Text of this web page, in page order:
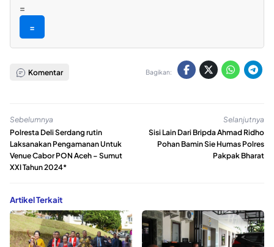
=
=
Komentar Bagikan:
Sebelumnya
Polresta Deli Serdang rutin
Laksanakan Pengamanan Untuk
Venue Cabor PON Aceh – Sumut
XXI Tahun 2024*
Selanjutnya
Sisi Lain Dari Bripda Ahmad Ridho
Pohan Bamin Sie Humas Polres
Pakpak Bharat
Artikel Terkait